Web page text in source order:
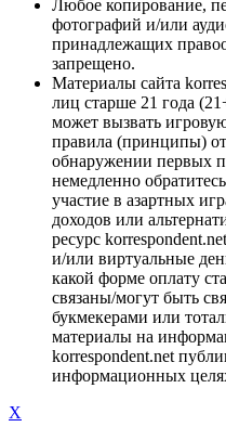
Любое копирование,
фотографий и/или
принадлежащих
запрещено.
Материалы сайта
лиц старше 21 года
может вызвать
правила (принципы)
обнаружении первых
немедленно
участие в азартных
доходов или
ресурс
и/или виртуальные
какой форме оплату
связаны/могут быть
букмекерами или
материалы на
korrespondent.net
информационных
X